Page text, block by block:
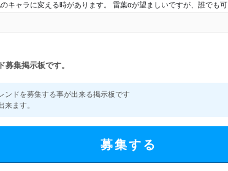
キャラに変える時があります。 雷葉αが望ましいですが、誰でも可
集掲示板です。
ンドを募集する事が出来る掲示板です
ます。
募集する